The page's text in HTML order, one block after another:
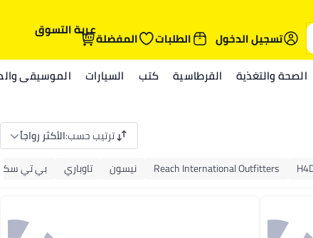
تسجيل الدخول
الطلبات المفضلةعربة التسوق
الصحة والتغذية القرطاسية كتب السيارات الموسيقى
ترتيب حسب:الأكثر رواجاً
Reach International Outfitters نيسون تاوباري بي تي